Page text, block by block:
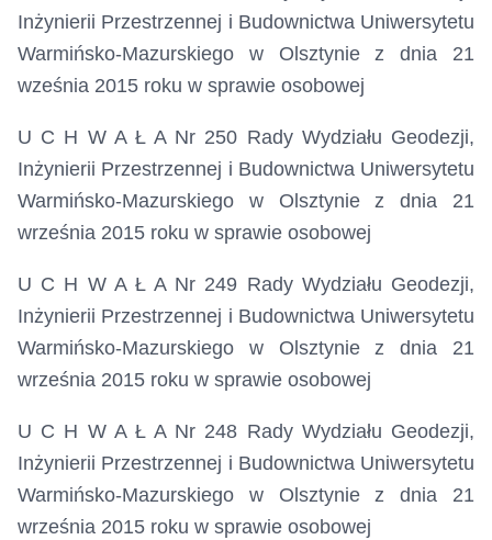
Inżynierii Przestrzennej i Budownictwa Uniwersytetu
Warmińsko-Mazurskiego w Olsztynie z dnia 21
wześnia 2015 roku w sprawie osobowej
U C H W A Ł A Nr 250 Rady Wydziału Geodezji,
Inżynierii Przestrzennej i Budownictwa Uniwersytetu
Warmińsko-Mazurskiego w Olsztynie z dnia 21
września 2015 roku w sprawie osobowej
U C H W A Ł A Nr 249 Rady Wydziału Geodezji,
Inżynierii Przestrzennej i Budownictwa Uniwersytetu
Warmińsko-Mazurskiego w Olsztynie z dnia 21
września 2015 roku w sprawie osobowej
U C H W A Ł A Nr 248 Rady Wydziału Geodezji,
Inżynierii Przestrzennej i Budownictwa Uniwersytetu
Warmińsko-Mazurskiego w Olsztynie z dnia 21
września 2015 roku w sprawie osobowej